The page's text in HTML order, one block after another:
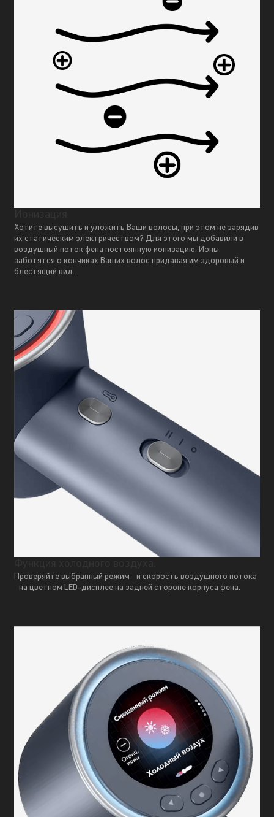
Хотите высушить и уложить Ваши волосы, при этом не зарядив
их статическим электричеством? Для этого мы добавили в
воздушный поток фена постоянную ионизацию. Ионы
заботятся о кончиках Ваших волос придавая им здоровый и
блестящий вид.
Проверяйте выбранный режим и скорость воздушного потока
на цветном LED-дисплее на задней стороне корпуса фена.